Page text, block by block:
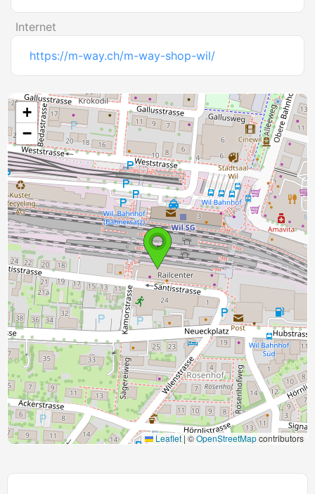
Internet
https://m-way.ch/m-way-shop-wil/
+
−
Leaflet | ©OpenStreetMapcontributors